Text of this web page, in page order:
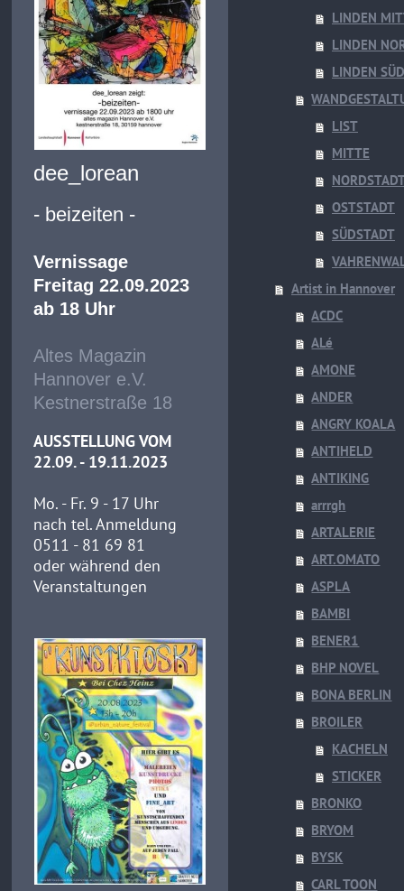
dee_lorean
- beizeiten -
Vernissage
Freitag 22.09.2023
ab 18 Uhr
Altes Magazin
Hannover e.V.
Kestnerstraße 18
AUSSTELLUNG VOM
22.09. - 19.11.2023
Mo. - Fr. 9 - 17 Uhr
nach tel. Anmeldung
0511 - 81 69 81
oder während den
Veranstaltungen
LINDEN
LINDEN
LINDEN SÜD
LIST
MITTE
OSTSTADT
SÜDSTADT
Artist in Hannover
ACDC
ALé
AMONE
ANDER
ANGRY KOALA
ANTIHELD
ANTIKING
arrrgh
ARTALERIE
ART.OMATO
ASPLA
BAMBI
BENER1
BHP NOVEL
BONA BERLIN
BROILER
KACHELN
STICKER
BRONKO
BRYOM
BYSK
CARL TOON